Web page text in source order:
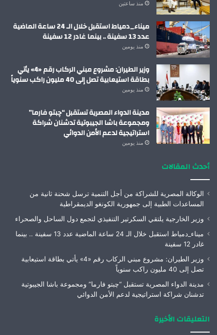
منذ ساعتين
ميناء_دمياط استقبل خلال الـ 24 ساعة الماضية
عدد 13 سفينة .. بينما غادر 12 سفينة
منذ يومين
وزير الطيران: مشروع مبني الركاب رقم «4» يأتي
بطاقة استيعابية تصل إلى 40 مليون راكب سنوياً
منذ يومين
مدينة الدواء المصرية تستقبل “چبتو فارما”
ومجموعة باشا الجيبوتية تدشنان شراكة
استراتيجية لدعم الأمن الدوائي
منذ يومين
أحدث المقالات
الوكالة المصرية للشراكة من أجل التنمية ترسل شحنة ثانية من
المساعدات الطبية إلى جمهورية الكونغو الديمقراطية
وزير الخارجية يلتقي السكرتير التنفيذي لتجمع دول الساحل والصحراء
ميناء_دمياط استقبل خلال الـ 24 ساعة الماضية عدد 13 سفينة .. بينما
غادر 12 سفينة
وزير الطيران: مشروع مبني الركاب رقم «4» يأتي بطاقة استيعابية
تصل إلى 40 مليون راكب سنوياً
مدينة الدواء المصرية تستقبل “چبتو فارما” ومجموعة باشا الجيبوتية
تدشنان شراكة استراتيجية لدعم الأمن الدوائي
التعليقات الأخيرة